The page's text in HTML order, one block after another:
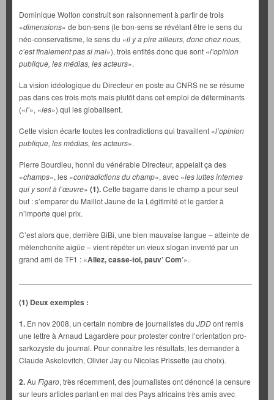
Dominique Wolton construit son raisonnement à partir de trois
«dimensions» de bon-sens (le bon-sens se révélant être le sens du
néo-conservatisme, le sens du «il y a pire ailleurs, donc chez nous,
c’est finalement pas si mal»), trois entités donc que sont «l’opinion
publique, les médias, les acteurs».
La vision idéologique du Directeur en poste au CNRS ne se résume
pas dans ces trois mots mais plutôt dans cet emploi de déterminants
(«l’», «les») qui les globalisent.
Cette vision écarte toutes les contradictions qui travaillent «l’opinion
publique, les médias, les acteurs».
Pierre Bourdieu, honni du vénérable Directeur, appelait ça des
«champs», les «contradictions du champ», avec «les luttes internes
qui y sont à l’œuvre» (1).Cette bagarre dans le champ a pour seul
but : s’emparer du Maillot Jaune de la Légitimité et le garder à
n’importe quel prix.
C’est alors que, derrière BiBi, une bien mauvaise langue – atteinte de
mélenchonite aigüe – vient répéter un vieux slogan inventé par un
grand ami de TF1 : «Allez, casse-toi, pauv’ Com’».
(1) Deux exemples :
1. En nov 2008, un certain nombre de journalistes du JDDont remis
une lettre à Arnaud Lagardère pour protester contre l’orientation pro-
sarkozyste du journal. Pour connaître les résultats, les demander à
Claude Askolovitch, Olivier Jay ou Nicolas Prissette (au choix).
2.Au Figaro, très récemment, des journalistes ont dénoncé la censure
sur leurs articles parlant en mal des Pays africains très amis avec